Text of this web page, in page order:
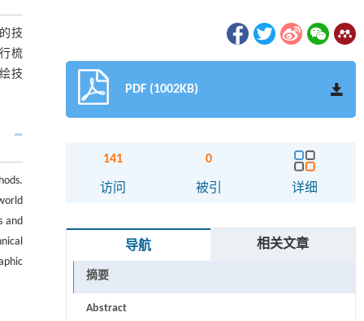
技
梳
技
and
PDF (1002KB)
141
访问
0
被引 详细
导航 相关文章
摘要
Abstract